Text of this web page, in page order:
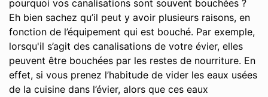
pourquoi vos canalisations sont souvent bouchées ?
Eh bien sachez qu’il peut y avoir plusieurs raisons, en
fonction de l’équipement qui est bouché. Par exemple,
lorsqu'il s’agit des canalisations de votre évier, elles
peuvent être bouchées par les restes de nourriture. En
effet, si vous prenez l’habitude de vider les eaux usées
de la cuisine dans l’évier, alors que ces eaux